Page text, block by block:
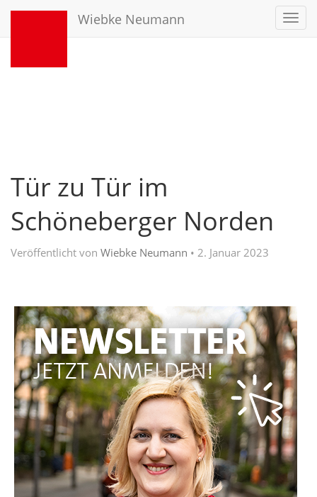
Wiebke Neumann
Tür zu Tür im
Schöneberger Norden
Veröffentlicht von Wiebke Neumann • 2. Januar 2023